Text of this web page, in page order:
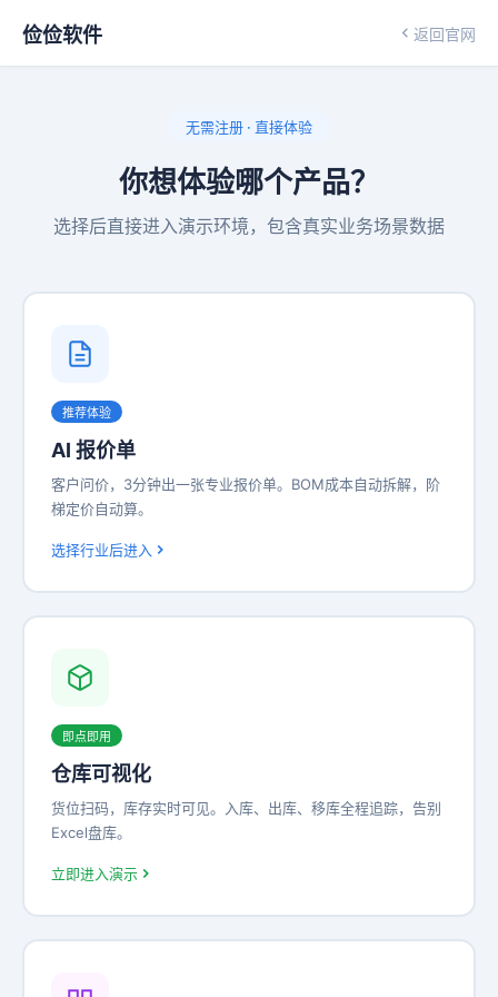
俭俭软件 返回官网
无需注册 · 直接体验
你想体验哪个产品？
选择后直接进入演示环境，包含真实业务场景数据
推荐体验
AI 报价单
客户问价，3分钟出一张专业报价单。BOM成本自动拆解，阶
梯定价自动算。
选择行业后进入
即点即用
仓库可视化
货位扫码，库存实时可见。入库、出库、移库全程追踪，告别
Excel盘库。
立即进入演示